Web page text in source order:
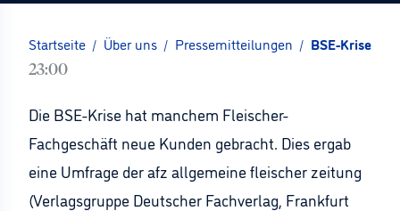
Startseite / Über uns / Pressemitteilungen / BSE-Krise
23:00
Die BSE-Krise hat manchem Fleischer-
Fachgeschäft neue Kunden gebracht. Dies ergab
eine Umfrage der afz allgemeine fleischer zeitung
(Verlagsgruppe Deutscher Fachverlag, Frankfurt